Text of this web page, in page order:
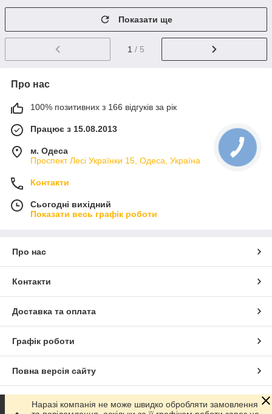
Показати ще
1 / 5
Про нас
100% позитивних з 166 відгуків за рік
Працює з 15.08.2013
м. Одеса
Проспект Лесі Українки 15, Одеса, Україна
Контакти
Сьогодні вихідний
Показати весь графік роботи
Про нас
Контакти
Доставка та оплата
Графік роботи
Повна версія сайту
Сайт створено на маркетплейсі Prom.ua
Наразі компанія не може швидко обробляти замовлення